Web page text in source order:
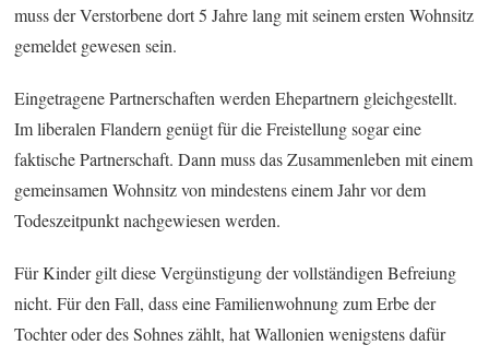
muss der Verstorbene dort 5 Jahre lang mit seinem ersten Wohnsitz
gemeldet gewesen sein.
Eingetragene Partnerschaften werden Ehepartnern gleichgestellt.
Im liberalen Flandern genügt für die Freistellung sogar eine
faktische Partnerschaft. Dann muss das Zusammenleben mit einem
gemeinsamen Wohnsitz von mindestens einem Jahr vor dem
Todeszeitpunkt nachgewiesen werden.
Für Kinder gilt diese Vergünstigung der vollständigen Befreiung
nicht. Für den Fall, dass eine Familienwohnung zum Erbe der
Tochter oder des Sohnes zählt, hat Wallonien wenigstens dafür